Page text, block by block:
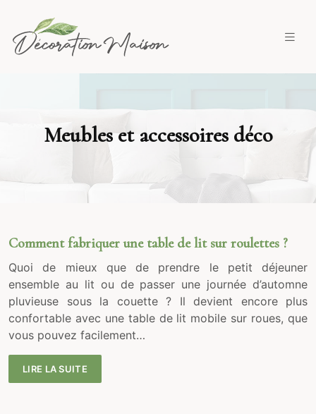
Meubles et accessoires déco
Comment fabriquer une table de lit sur roulettes ?
Quoi de mieux que de prendre le petit déjeuner
ensemble au lit ou de passer une journée d’automne
pluvieuse sous la couette ? Il devient encore plus
confortable avec une table de lit mobile sur roues, que
vous pouvez facilement…
LIRE LA SUITE